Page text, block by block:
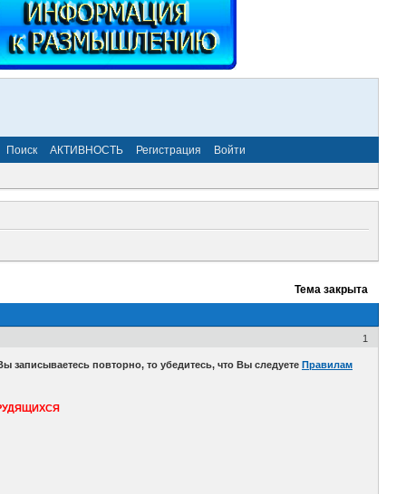
Поиск АКТИВНОСТЬ Регистрация Войти
Тема закрыта
1
повторно, то убедитесь, что Вы следуете Правилам